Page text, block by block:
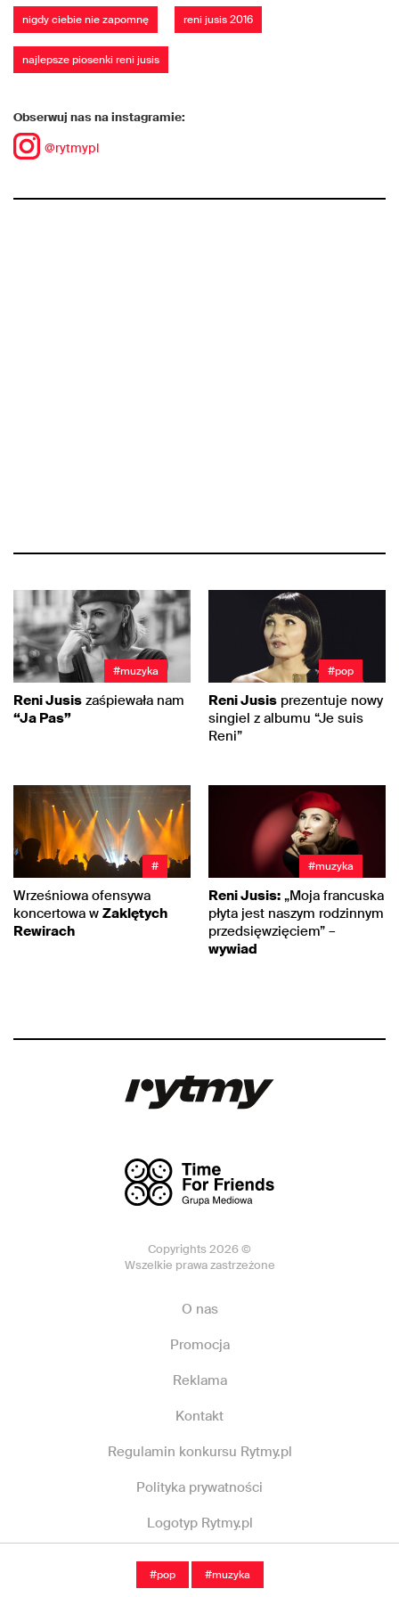
#pop #muzyka
nigdy ciebie nie zapomnę reni jusis 2016
najlepsze piosenki reni jusis
Obserwuj nas na instagramie:
@rytmypl
#muzyka
Reni Jusis zaśpiewała nam
“Ja Pas”
#pop
Reni Jusis prezentuje nowy
singiel z albumu “Je suis
Reni”
#
Wrześniowa ofensywa
koncertowa w Zaklętych
Rewirach
#muzyka
Reni Jusis: „Moja francuska
płyta jest naszym rodzinnym
przedsięwzięciem” –
wywiad
Copyrights 2026 ©
Wszelkie prawa zastrzeżone
O nas
Promocja
Reklama
Kontakt
Regulamin konkursu Rytmy.pl
Polityka prywatności
Logotyp Rytmy.pl